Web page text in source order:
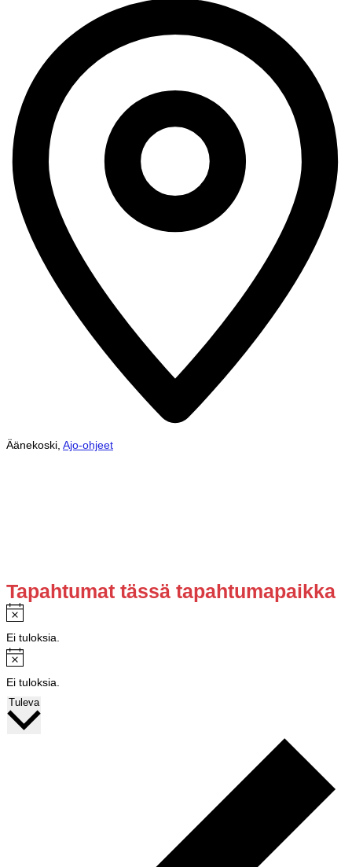
Äänekoski Ajo-ohjeet
Tapahtumat tässä tapahtumapaikka
Ei tuloksia.
Ei tuloksia.
Tuleva